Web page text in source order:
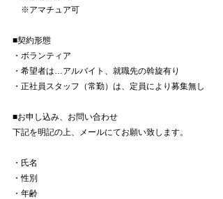
※アマチュア可
■契約形態
・ボランティア
・希望者は…アルバイト、就職先の斡旋有り
・正社員スタッフ（常勤）は、定員により募集無し
■お申し込み、お問い合わせ
下記を明記の上、メールにてお願い致します。
・氏名
・性別
・年齢